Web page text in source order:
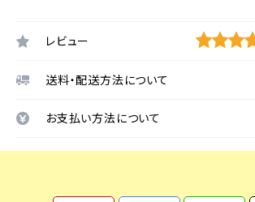
レビュー
送料・配送方法について
お支払い方法について